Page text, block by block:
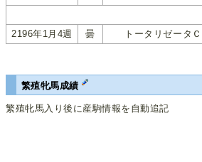
2196年1月4週 曇 トータリゼータＣ
繁殖牝馬成績
繁殖牝馬入り後に産駒情報を自動追記